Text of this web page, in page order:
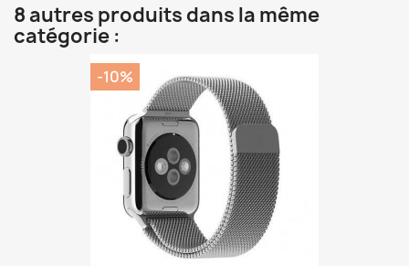
8 autres produits dans la même
catégorie :
-10%